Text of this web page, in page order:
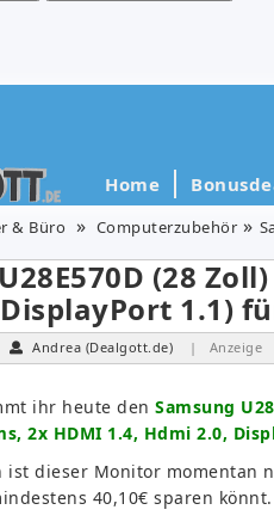
Home
& Büro Computerzubehör
(28
1.1)
Andrea (Dealgott.de) | Anzeige
ihr heute den Samsung
2x HDMI 1.4, Hdmi 2.0,
ist dieser Monitor momentan
40,10€ sparen könnt.